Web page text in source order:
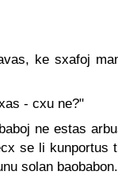
ke sxafoj
- cxu ne?"
ne estas
se li kunportus
solan baobabon.